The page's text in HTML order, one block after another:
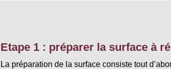
Etape 1 : préparer la surface à
La préparation de la surface consiste tout